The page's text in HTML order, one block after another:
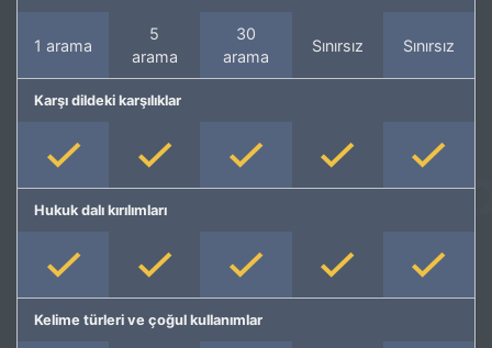
1 arama
5
arama
30
arama
Sınırsız Sınırsız
Karşı dildeki karşılıklar
Hukuk dalı kırılımları
Kelime türleri ve çoğul kullanımlar